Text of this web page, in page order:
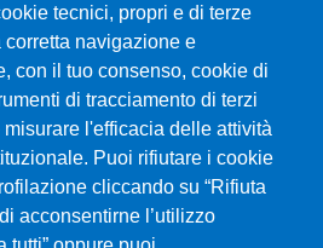
tecnici, propri e di terze
corretta navigazione e
con il tuo consenso, cookie di
di tracciamento di terzi
l'efficacia delle attività
Puoi rifiutare i cookie
cliccando su “Rifiuta
acconsentirne l’utilizzo